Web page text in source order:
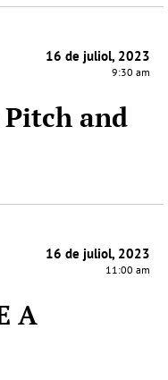
16 de juliol, 2023
9:30 am
and
16 de juliol, 2023
11:00 am
A